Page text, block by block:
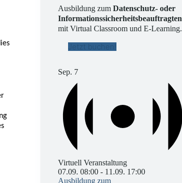
Ausbildung zumDatenschutz- oder
Informationssicherheitsbeauftragten
mit Virtual Classroom und E-Learning.
Jetzt buchen!
Sep. 7
Virtuell Veranstaltung
07.09. 08:00 - 11.09. 17:00
Ausbildung zum